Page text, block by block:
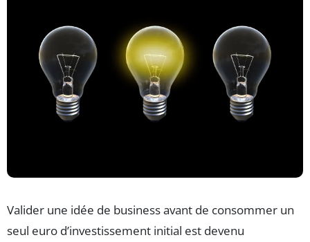
Valider une idée de business avant de consommer un
seul euro d’investissement initial est devenu